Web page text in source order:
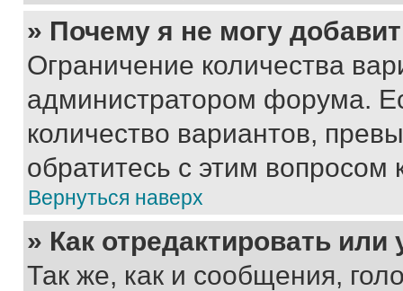
» Почему я не могу
Ограничение количества
администратором форума.
количество вариантов,
обратитесь с этим вопросом
Вернуться наверх
» Как отредактировать
Так же, как и сообщения,